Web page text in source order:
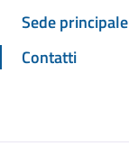
Sede principale
Contatti